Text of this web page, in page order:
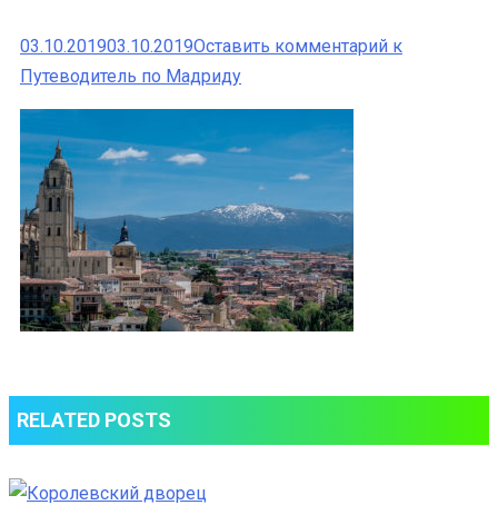
03.10.201903.10.2019Оставить комментарий к
Путеводитель по Мадриду
RELATED POSTS